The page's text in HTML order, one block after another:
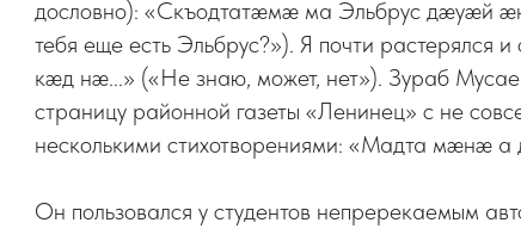
дословно): «Скъодтатæмæ ма Эльбрус дæуæй
тебя еще есть Эльбрус?»). Я почти растерялся
кæд нæ...» («Не знаю, может, нет»). Зураб
страницу районной газеты «Ленинец» с не
несколькими стихотворениями: «Мадта мæнæ а
Он пользовался у студентов непререкаемым